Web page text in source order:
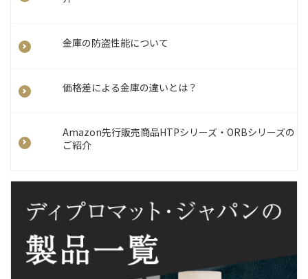
金庫の防盗性能について
価格差による金庫の違いとは？
Amazon先行販売商品HTPシリーズ・ORBシリーズの
ご紹介